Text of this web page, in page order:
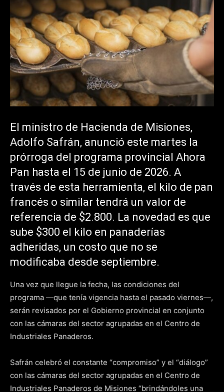
El ministro de Hacienda de Misiones,
Adolfo Safrán, anunció este martes la
prórroga del programa provincial Ahora
Pan hasta el 15 de junio de 2026. A
través de esta herramienta, el kilo de pan
francés o similar tendrá un valor de
referencia de $2.800. La novedad es que
sube $300 el kilo en panaderías
adheridas, un costo que no se
modificaba desde septiembre.
Una vez que llegue la fecha, las condiciones del
programa —que tenía vigencia hasta el pasado viernes—,
serán revisados por el Gobierno provincial en conjunto
con las cámaras del sector agrupadas en el Centro de
Industriales Panaderos.
Safrán celebró el constante “compromiso” y el “diálogo”
con las cámaras del sector agrupadas en el Centro de
Industriales Panaderos de Misiones “brindándoles una